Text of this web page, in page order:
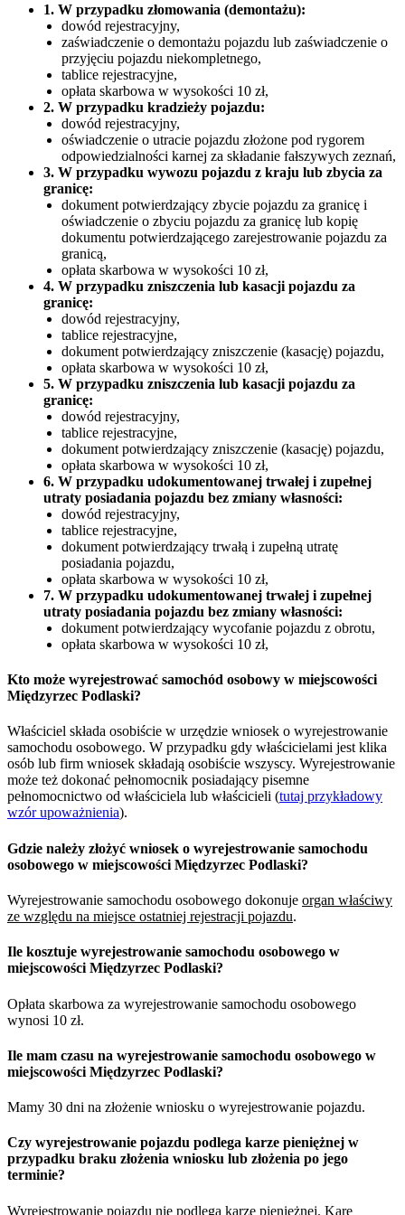
1. W przypadku złomowania (demontażu):
dowód rejestracyjny,
zaświadczenie o demontażu pojazdu lub zaświadczenie o
przyjęciu pojazdu niekompletnego,
tablice rejestracyjne,
opłata skarbowa w wysokości 10 zł,
2. W przypadku kradzieży pojazdu:
dowód rejestracyjny,
oświadczenie o utracie pojazdu złożone pod rygorem
odpowiedzialności karnej za składanie fałszywych zeznań,
3. W przypadku wywozu pojazdu z kraju lub zbycia za
granicę:
dokument potwierdzający zbycie pojazdu za granicę i
oświadczenie o zbyciu pojazdu za granicę lub kopię
dokumentu potwierdzającego zarejestrowanie pojazdu za
granicą,
opłata skarbowa w wysokości 10 zł,
4. W przypadku zniszczenia lub kasacji pojazdu za
granicę:
dowód rejestracyjny,
tablice rejestracyjne,
dokument potwierdzający zniszczenie (kasację) pojazdu,
opłata skarbowa w wysokości 10 zł,
5. W przypadku zniszczenia lub kasacji pojazdu za
granicę:
dowód rejestracyjny,
tablice rejestracyjne,
dokument potwierdzający zniszczenie (kasację) pojazdu,
opłata skarbowa w wysokości 10 zł,
6. W przypadku udokumentowanej trwałej i zupełnej
utraty posiadania pojazdu bez zmiany własności:
dowód rejestracyjny,
tablice rejestracyjne,
dokument potwierdzający trwałą i zupełną utratę
posiadania pojazdu,
opłata skarbowa w wysokości 10 zł,
7. W przypadku udokumentowanej trwałej i zupełnej
utraty posiadania pojazdu bez zmiany własności:
dokument potwierdzający wycofanie pojazdu z obrotu,
opłata skarbowa w wysokości 10 zł,
Kto może wyrejestrować samochód osobowy w miejscowości
Międzyrzec Podlaski?
Właściciel składa osobiście w urzędzie wniosek o wyrejestrowanie
samochodu osobowego. W przypadku gdy właścicielami jest klika
osób lub firm wniosek składają osobiście wszyscy. Wyrejestrowanie
może też dokonać pełnomocnik posiadający pisemne
pełnomocnictwo od właściciela lub właścicieli (tutaj przykładowy
wzór upoważnienia).
Gdzie należy złożyć wniosek o wyrejestrowanie samochodu
osobowego w miejscowości Międzyrzec Podlaski?
Wyrejestrowanie samochodu osobowego dokonuje organ właściwy
ze względu na miejsce ostatniej rejestracji pojazdu.
Ile kosztuje wyrejestrowanie samochodu osobowego w
miejscowości Międzyrzec Podlaski?
Opłata skarbowa za wyrejestrowanie samochodu osobowego
wynosi 10 zł.
Ile mam czasu na wyrejestrowanie samochodu osobowego w
miejscowości Międzyrzec Podlaski?
Mamy 30 dni na złożenie wniosku o wyrejestrowanie pojazdu.
Czy wyrejestrowanie pojazdu podlega karze pieniężnej w
przypadku braku złożenia wniosku lub złożenia po jego
terminie?
Wyrejestrowanie pojazdu nie podlega karze pieniężnej. Karę